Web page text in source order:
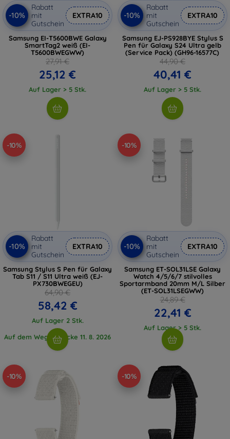
-10%
Rabatt
mit
Gutschein
EXTRA10
Samsung EI-T5600BWE Galaxy
SmartTag2 weiß (EI-
T5600BWEGWW)
27,91 €
25,12 €
Auf Lager > 5 Stk.
-10%
Rabatt
mit
Gutschein
EXTRA10
Samsung EJ-PS928BYE Stylus S
Pen für Galaxy S24 Ultra gelb
(Service Pack) (GH96-16577C)
44,90 €
40,41 €
Auf Lager > 5 Stk.
-10%
-10%
Rabatt
mit
Gutschein
EXTRA10
Samsung Stylus S Pen für Galaxy
Tab S11 / S11 Ultra weiß (EJ-
PX730BWEGEU)
64,90 €
58,42 €
Auf Lager 2 Stk.
Auf dem Weg 2 Stücke 11. 8. 2026
-10%
-10%
Rabatt
mit
Gutschein
EXTRA10
Samsung ET-SOL31LSE Galaxy
Watch 4/5/6/7 stilvolles
Sportarmband 20mm M/L Silber
(ET-SOL31LSEGWW)
24,89 €
22,41 €
Auf Lager > 5 Stk.
-10% -10%